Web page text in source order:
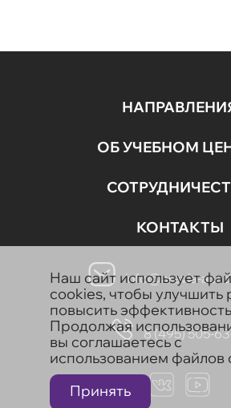
ОБ УЧЕБНОМ
КОНТАКТЫ
info@aravia-
8 (495) 505-
Наш сайт использует
cookies, чтобы улучшить
повысить
Продолжая
вы соглашаетесь с
использованием файлов
Принять